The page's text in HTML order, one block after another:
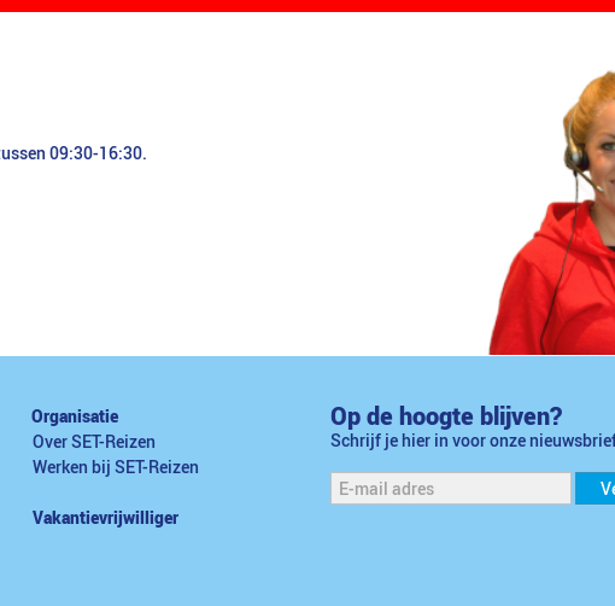
09:30-16:30.
Organisatie
Over SET-Reizen
Werken bij SET-Reizen
Vakantievrijwilliger
Op de hoogte blijven?
Schrijf je hier in voor onze